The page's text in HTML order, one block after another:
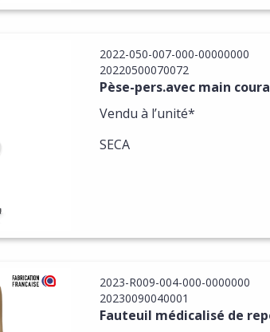
2022-050-007-000-00000000
20220500070072
Pèse-pers.avec main
Vendu à l’unité*
SECA
2023-R009-004-000-0000000
20230090040001
Fauteuil médicalisé de